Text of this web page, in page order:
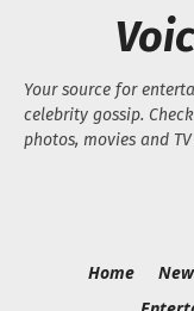
Your source for
celebrity gossip.
photos, movies and
Home